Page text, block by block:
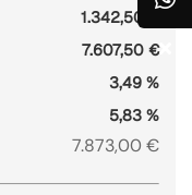
1.342,50 €
7.607,50 €
3,49 %
5,83 %
7.873,00 €